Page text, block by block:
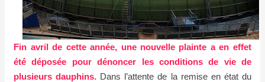
Fin avril de cette année, une nouvelle plainte a en effet
été déposée pour dénoncer les conditions de vie de
plusieurs dauphins. Dans l’attente de la remise en état du